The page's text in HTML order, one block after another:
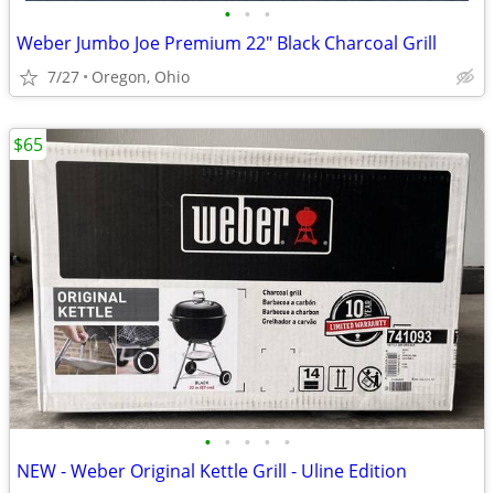
• • •
Weber Jumbo Joe Premium 22" Black Charcoal Grill
7/27 Oregon, Ohio
• • • • •
NEW - Weber Original Kettle Grill - Uline Edition
$65